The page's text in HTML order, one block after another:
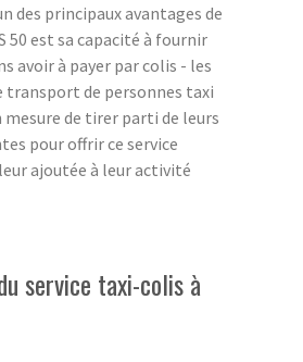
des principaux avantages de
50 est sa capacité à fournir
avoir à payer par colis - les
transport de personnes taxi
mesure de tirer parti de leurs
pour offrir ce service
ajoutée à leur activité
service taxi-colis à